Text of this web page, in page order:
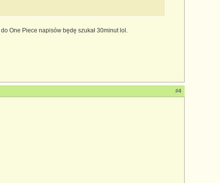
One Piece napisów będę szukał 30minut lol.
#4